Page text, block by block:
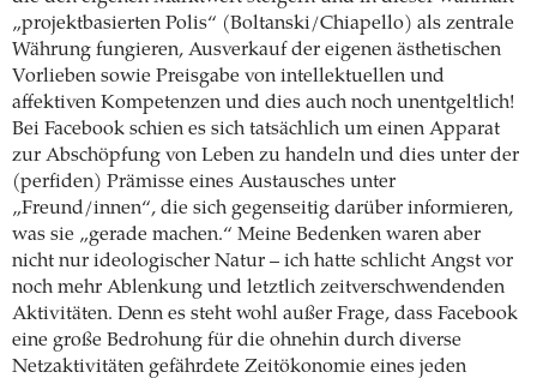
„projektbasierten Polis“ (Boltanski/Chiapello) als zentrale
Währung fungieren, Ausverkauf der eigenen ästhetischen
Vorlieben sowie Preisgabe von intellektuellen und
affektiven Kompetenzen und dies auch noch unentgeltlich!
Bei Facebook schien es sich tatsächlich um einen Apparat
zur Abschöpfung von Leben zu handeln und dies unter der
(perfiden) Prämisse eines Austausches unter
„Freund/innen“, die sich gegenseitig darüber informieren,
was sie „gerade machen.“ Meine Bedenken waren aber
nicht nur ideologischer Natur – ich hatte schlicht Angst vor
noch mehr Ablenkung und letztlich zeitverschwendenden
Aktivitäten. Denn es steht wohl außer Frage, dass Facebook
eine große Bedrohung für die ohnehin durch diverse
Netzaktivitäten gefährdete Zeitökonomie eines jeden